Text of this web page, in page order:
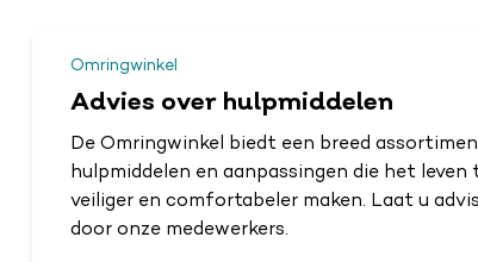
Omringwinkel
Advies over hulpmiddelen
De Omringwinkel biedt een breed
hulpmiddelen en aanpassingen die het leven
veiliger en comfortabeler maken. Laat u
door onze medewerkers.